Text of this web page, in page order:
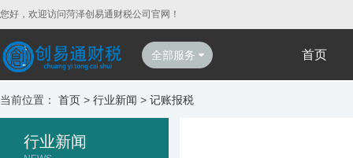
您好，欢迎访问菏泽创易通财税公司官网！
全部服务 首页
当前位置： 首页 > 行业新闻 > 记账报税
行业新闻